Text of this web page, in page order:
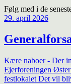
Følg med i de
29. april 2026
Kære naboer - Der
Ejerforeningen
festlokalet Det vil